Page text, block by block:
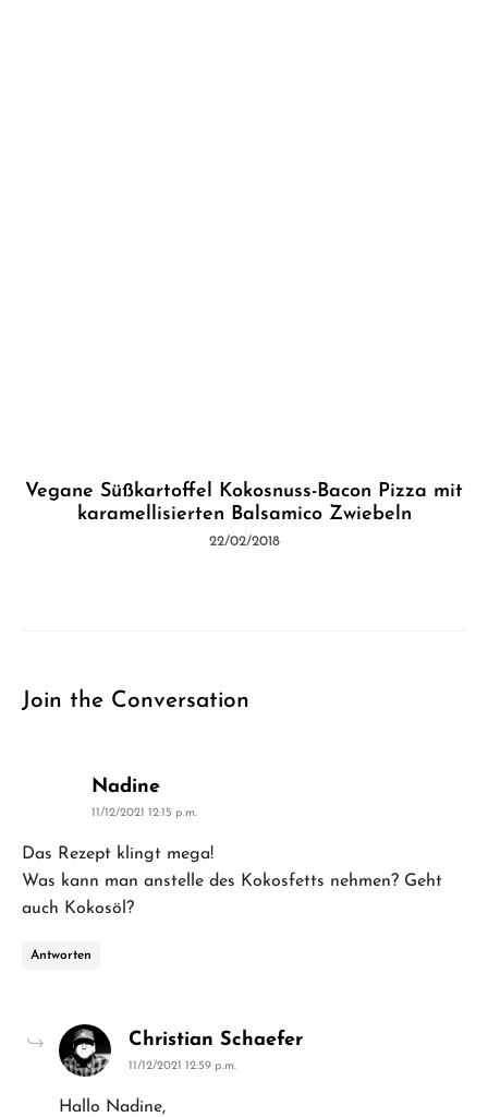
Vegane Süßkartoffel Kokosnuss-Bacon Pizza mit
karamellisierten Balsamico Zwiebeln
22/02/2018
Join the Conversation
Nadinesays:
11/12/2021 12:15 p.m.
Das Rezept klingt mega!
Was kann man anstelle des Kokosfetts nehmen? Geht
auch Kokosöl?
Antworten
Christian Schaefersays:
11/12/2021 12:59 p.m.
Hallo Nadine,